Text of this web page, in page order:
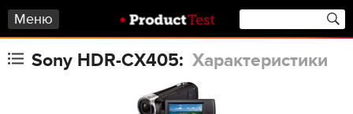
Меню
Sony HDR-CX405: Характеристики